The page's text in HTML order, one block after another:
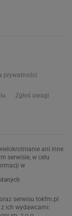
prywatności
Zgłoś uwagi
ani inne
serwisie, w celu
w
oraz serwisu tokfm.pl
ich wydawcami: